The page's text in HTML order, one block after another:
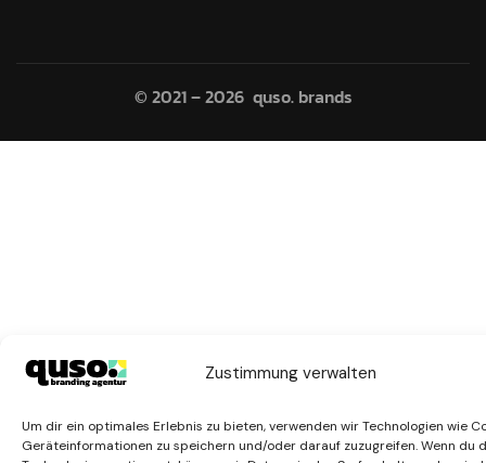
Zustimmung verwalten
Um dir ein optimales Erlebnis zu bieten, verwenden wir Technologien wie
Geräteinformationen zu speichern und/oder darauf zuzugreifen. Wenn du
© 2021 – 2026 quso. brands